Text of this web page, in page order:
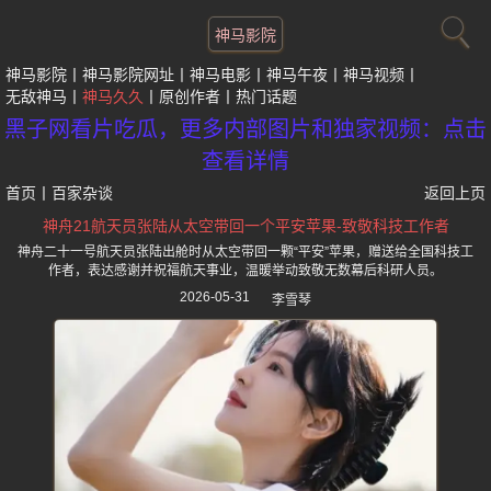
神马影院
神马影院 神马影院网址 神马电影 神马午夜
神马视频
无敌神马
神马久久 原创作者 热门话题
黑子网看片吃瓜，更多内部图片和独家视频：点击
查看详情
首页 百家杂谈
返回上页
神舟21航天员张陆从太空带回一个平安苹果-致敬科技工作者
神舟二十一号航天员张陆出舱时从太空带回一颗“平安”苹果，赠送给全国科技工
作者，表达感谢并祝福航天事业，温暖举动致敬无数幕后科研人员。
2026-05-31
李雪琴